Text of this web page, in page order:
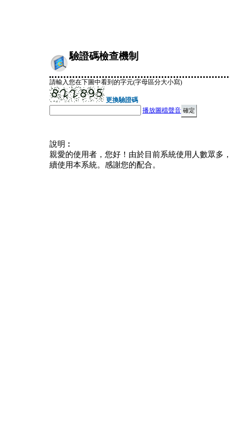
驗證碼檢查機制
請輸入您在下圖中看到的字元(字母區分大小寫)
更換驗證碼
播放圖檔聲音
說明︰
親愛的使用者，您好！由於目前系統使用人數眾多
續使用本系統。感謝您的配合。